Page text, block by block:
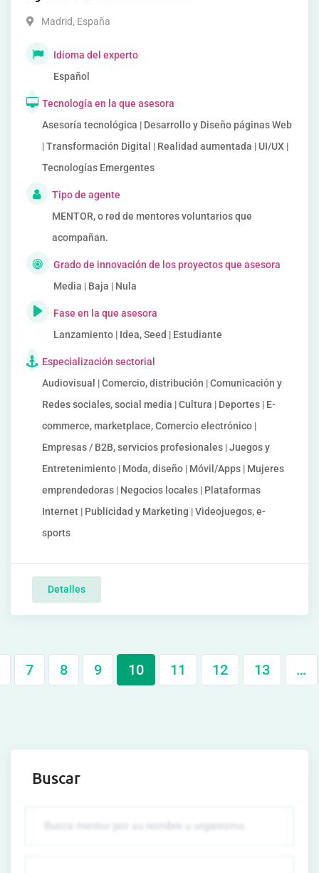
Madrid, España
Idioma del experto
Español
Tecnología en la que asesora
Asesoría tecnológica | Desarrollo y Diseño páginas Web
| Transformación Digital | Realidad aumentada | UI/UX |
Tecnologías Emergentes
Tipo de agente
MENTOR, o red de mentores voluntarios que
acompañan.
Grado de innovación de los proyectos que asesora
Media | Baja | Nula
Fase en la que asesora
Lanzamiento | Idea, Seed | Estudiante
Especialización sectorial
Audiovisual | Comercio, distribución | Comunicación y
Redes sociales, social media | Cultura | Deportes | E-
commerce, marketplace, Comercio electrónico |
Empresas / B2B, servicios profesionales | Juegos y
Entretenimiento | Moda, diseño | Móvil/Apps | Mujeres
emprendedoras | Negocios locales | Plataformas
Internet | Publicidad y Marketing | Videojuegos, e-
sports
Detalles
7 8 9 10 11 12 13 …
Buscar